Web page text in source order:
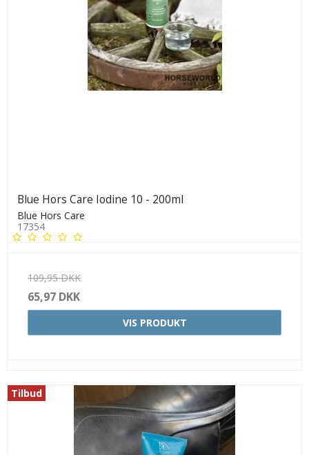
Blue Hors Care Iodine 10 - 200ml
Blue Hors Care
17354
109,95 DKK
65,97 DKK
VIS PRODUKT
Tilbud